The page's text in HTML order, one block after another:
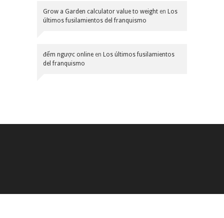
Grow a Garden calculator value to weight en Los
últimos fusilamientos del franquismo
đếm ngược online en Los últimos fusilamientos
del franquismo